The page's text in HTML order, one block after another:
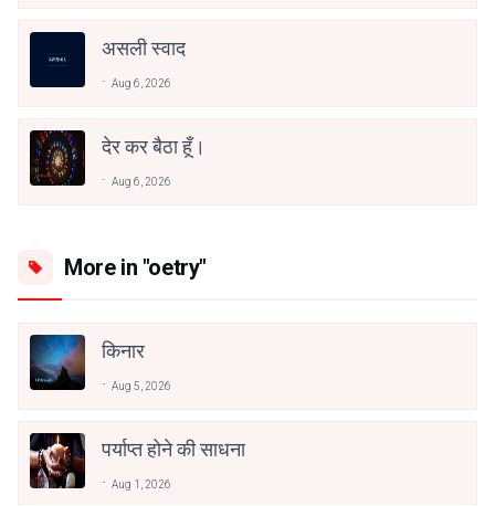
असली स्वाद
Aug 6, 2026
देर कर बैठा हूँ।
Aug 6, 2026
More in "oetry"
किनार
Aug 5, 2026
पर्याप्त होने की साधना
Aug 1, 2026